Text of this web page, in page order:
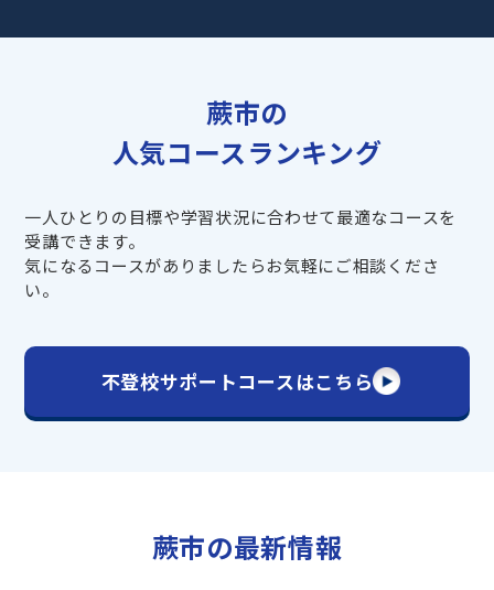
蕨市の
人気コースランキング
一人ひとりの目標や学習状況に合わせて最適なコースを
受講できます。
気になるコースがありましたらお気軽にご相談くださ
い。
不登校サポートコースはこちら
蕨市の最新情報